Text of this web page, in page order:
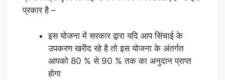
प्रकार है –
इस योजना में सरकार द्वारा यदि आप सिंचाई के
उपकरण खरीद रहे है तो इस योजना के अंतर्गत
आपको 80 % से 90 % तक का अनुदान प्राप्त
होगा